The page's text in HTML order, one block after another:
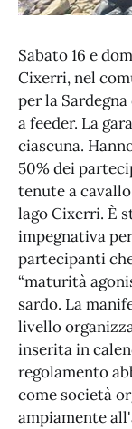
Sabato 16 e
Cixerri, nel
per la
a feeder. La
ciascuna.
50% dei
tenute a
lago Cixerri. È
impegnativa
partecipanti
“maturità
sardo. La
livello
inserita in
regolamento
come società
ampiamente